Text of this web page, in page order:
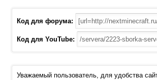
Код для форума:
Код для YouTube:
Уважаемый пользователь, для удобства